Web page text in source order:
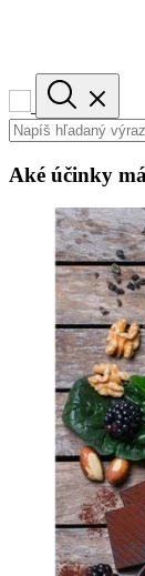
Aké účinky